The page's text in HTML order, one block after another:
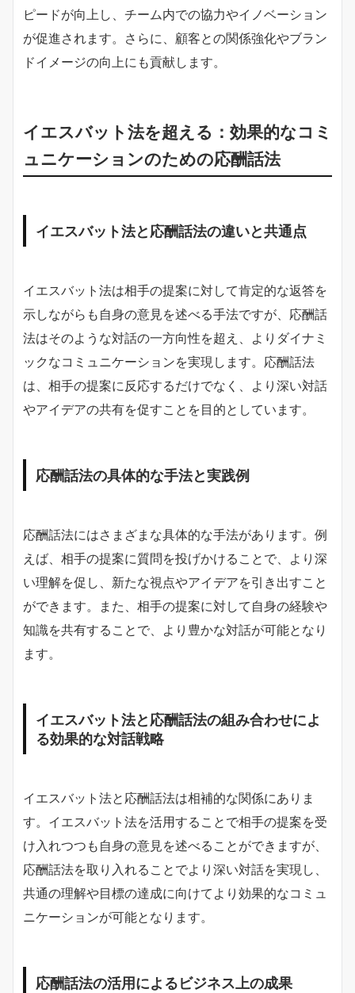
ピードが向上し、チーム内での協力やイノベーション
が促進されます。さらに、顧客との関係強化やブラン
ドイメージの向上にも貢献します。
イエスバット法を超える：効果的なコミ
ュニケーションのための応酬話法
イエスバット法と応酬話法の違いと共通点
イエスバット法は相手の提案に対して肯定的な返答を
示しながらも自身の意見を述べる手法ですが、応酬話
法はそのような対話の一方向性を超え、よりダイナミ
ックなコミュニケーションを実現します。応酬話法
は、相手の提案に反応するだけでなく、より深い対話
やアイデアの共有を促すことを目的としています。
応酬話法の具体的な手法と実践例
応酬話法にはさまざまな具体的な手法があります。例
えば、相手の提案に質問を投げかけることで、より深
い理解を促し、新たな視点やアイデアを引き出すこと
ができます。また、相手の提案に対して自身の経験や
知識を共有することで、より豊かな対話が可能となり
ます。
イエスバット法と応酬話法の組み合わせによ
る効果的な対話戦略
イエスバット法と応酬話法は相補的な関係にありま
す。イエスバット法を活用することで相手の提案を受
け入れつつも自身の意見を述べることができますが、
応酬話法を取り入れることでより深い対話を実現し、
共通の理解や目標の達成に向けてより効果的なコミュ
ニケーションが可能となります。
応酬話法の活用によるビジネス上の成果